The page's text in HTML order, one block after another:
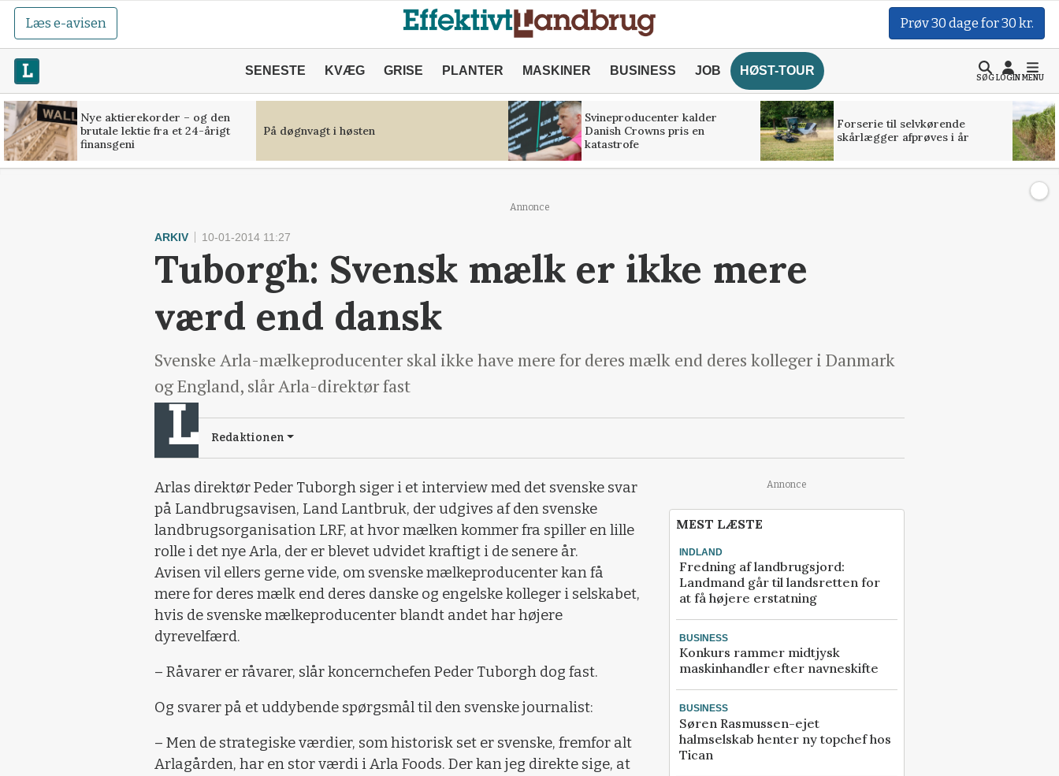
Læs e-avisen Prøv 30 dage for 30 kr.
SENESTE KVÆG GRISE PLANTER MASKINER BUSINESS JOB HØST-TOUR
SØGLOGINMENU
Nye aktierekorder – og den
brutale lektie fra et 24-årigt
finansgeni
På døgnvagt i høsten
Svineproducenter kalder
Danish Crowns pris en
katastrofe
Forserie til selvkørende
skårlægger afprøves i år
Annonce
ARKIV 10-01-2014 11:27
Tuborgh: Svensk mælk er ikke mere
værd end dansk
Svenske Arla-mælkeproducenter skal ikke have mere for deres mælk end deres kolleger i Danmark
og England, slår Arla-direktør fast
Redaktionen
Arlas direktør Peder Tuborgh siger i et interview med det svenske svar
på Landbrugsavisen, Land Lantbruk, der udgives af den svenske
landbrugsorganisation LRF, at hvor mælken kommer fra spiller en lille
rolle i det nye Arla, der er blevet udvidet kraftigt i de senere år.
Avisen vil ellers gerne vide, om svenske mælkeproducenter kan få
mere for deres mælk end deres danske og engelske kolleger i selskabet,
hvis de svenske mælkeproducenter blandt andet har højere
dyrevelfærd.
– Råvarer er råvarer, slår koncernchefen Peder Tuborgh dog fast.
Og svarer på et uddybende spørgsmål til den svenske journalist:
– Men de strategiske værdier, som historisk set er svenske, fremfor alt
Arlagården, har en stor værdi i Arla Foods. Der kan jeg direkte sige, at
Annonce
MEST LÆSTE
INDLAND
Fredning af landbrugsjord:
Landmand går til landsretten for
at få højere erstatning
BUSINESS
Konkurs rammer midtjysk
maskinhandler efter navneskifte
BUSINESS
Søren Rasmussen-ejet
halmselskab henter ny topchef hos
Tican